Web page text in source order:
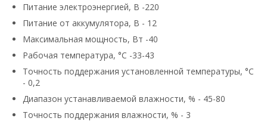
Питание электроэнергией, В -220
Питание от аккумулятора, В - 12
Максимальная мощность, Вт -40
Рабочая температура, °C -33-43
Точность поддержания установленной температуры, °C
- 0,2
Диапазон устанавливаемой влажности, % - 45-80
Точность поддержания влажности, % - 3